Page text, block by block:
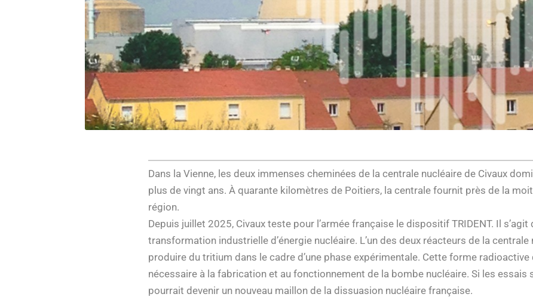
Dans la Vienne, les deux immenses cheminées de la centrale nucléaire de Civaux
plus de vingt ans. À quarante kilomètres de Poitiers, la centrale fournit près de la
région.
Depuis juillet 2025, Civaux teste pour l’armée française le dispositif TRIDENT. Il s’agit
transformation industrielle d’énergie nucléaire. L’un des deux réacteurs de la
produire du tritium dans le cadre d’une phase expérimentale. Cette forme radioactive
nécessaire à la fabrication et au fonctionnement de la bombe nucléaire. Si les essais
pourrait devenir un nouveau maillon de la dissuasion nucléaire française.